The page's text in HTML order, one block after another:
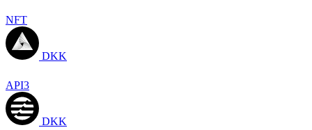
NFT
DKK
API3
DKK